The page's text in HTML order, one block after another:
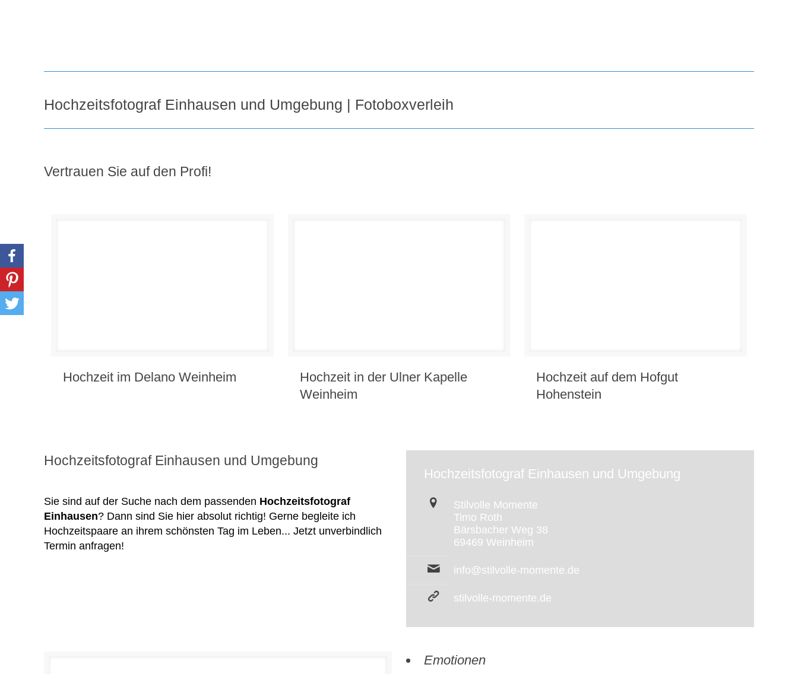
Hochzeitsfotograf Einhausen und Umgebung | Fotoboxverleih
Vertrauen Sie auf den Profi!
Hochzeit im Delano Weinheim
Hochzeit in der Ulner Kapelle
Weinheim
Hochzeit auf dem Hofgut
Hohenstein
Hochzeitsfotograf Einhausen und Umgebung
Sie sind auf der Suche nach dem passenden Hochzeitsfotograf
Einhausen? Dann sind Sie hier absolut richtig! Gerne begleite ich
Hochzeitspaare an ihrem schönsten Tag im Leben... Jetzt unverbindlich
Termin anfragen!
Hochzeitsfotograf Einhausen und Umgebung
Stilvolle Momente
Timo Roth
Bärsbacher Weg 38
69469 Weinheim
info@stilvolle-momente.de
stilvolle-momente.de
Emotionen